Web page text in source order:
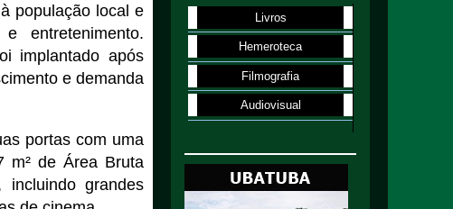
população local e
entretenimento.
implantado após
e demanda
portas com uma
m² de Área Bruta
incluindo grandes
Livros
Hemeroteca
Filmografia
Audiovisual